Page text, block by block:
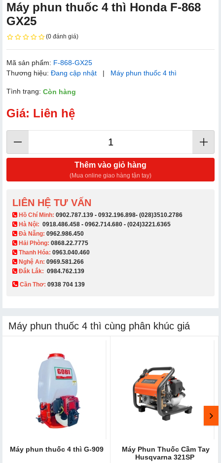
Máy phun thuốc 4 thì Honda F-868
GX25
(0 đánh giá)
Mã sản phẩm: F-868-GX25
Thương hiệu: Đang cập nhật | Máy phun thuốc 4 thì
Tình trạng: Còn hàng
Giá: Liên hệ
Thêm vào giỏ hàng
(Mua online giao hàng tận tay)
LIÊN HỆ TƯ VẤN
​ Hồ Chí Minh: 0902.787.139 - 0932.196.898- (028)3510.2786
Hà Nội: 0918.486.458 - 0962.714.680 - (024)3221.6365
Đà Nẵng: 0962.986.450
Hải Phòng: 0868.22.7775
Thanh Hóa: 0963.040.460
Nghệ An: 0969.581.266
Đắk Lắk: 0984.762.139
Cần Thơ: 0938 704 139​
Máy phun thuốc 4 thì cùng phân khúc giá
Máy phun thuốc 4 thì G-909
Máy Phun Thuốc Cầm Tay
Husqvarna 321SP